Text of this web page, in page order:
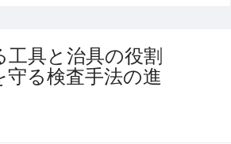
工具と治具の役割
守る検査手法の進